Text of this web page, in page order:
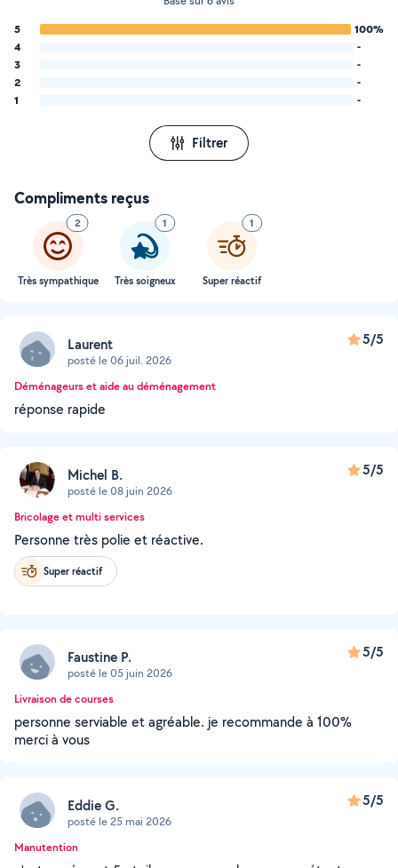
5
100%
4
-
3
-
2
-
1
-
Filtrer
Compliments reçus
2
Très sympathique
1
Très soigneux
1
Super réactif
Laurent
posté le 06 juil. 2026
5/5
Déménageurs et aide au déménagement
réponse rapide
Michel B.
posté le 08 juin 2026
5/5
Bricolage et multi services
Personne très polie et réactive.
Super réactif
Faustine P.
posté le 05 juin 2026
5/5
Livraison de courses
personne serviable et agréable. je recommande à 100%
merci à vous
Eddie G.
posté le 25 mai 2026
5/5
Manutention